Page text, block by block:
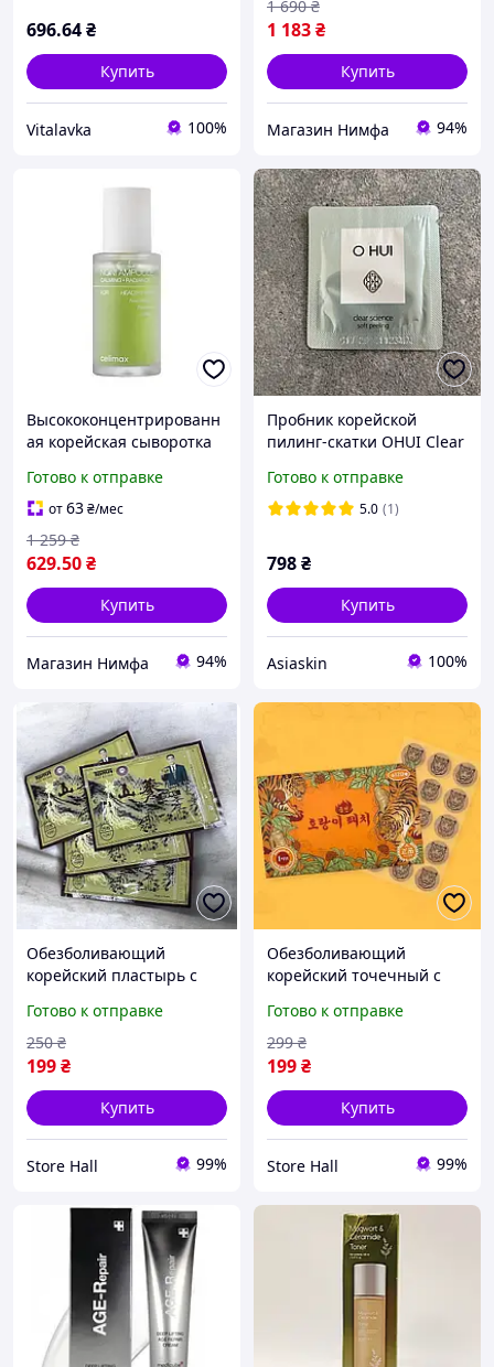
696.64₴
Купить
Vitalavka 100%
мл
1 183₴
1 690 ₴
Купить
Магазин Нимфа 94%
Высококонцентрированн
ая корейская сыворотка
Ampoule Calming +
Radiance
гипоаллергенная
сыворотка для увлажне
Готово к отправке
от63₴/мес
629.50₴
1 259 ₴
Купить
Магазин Нимфа 94%
Пробник корейской
пилинг-скатки OHUI Clear
Готово к отправке
5.0 (1)
798₴
Купить
Asiaskin 100%
Обезболивающий
корейский пластырь с
диким женьшенем TOMA
Wild Ginseng Pain Relief
Patch, 25 шт
Готово к отправке
199₴
250 ₴
Купить
Store Hall 99%
Обезболивающий
корейский точечный с
Patch,120 шт
Готово к отправке
199₴
299 ₴
Купить
Store Hall 99%